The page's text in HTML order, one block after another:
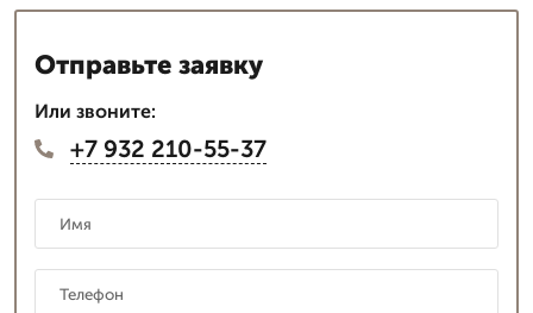
Отправьте заявку
Или звоните:
+7 932 210-55-37